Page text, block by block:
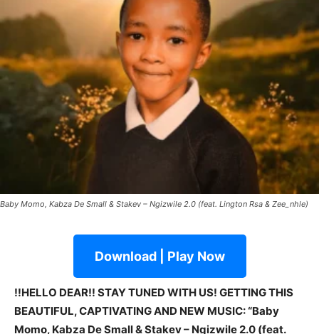
Baby Momo, Kabza De Small & Stakev – Ngizwile 2.0 (feat. Lington Rsa & Zee_nhle)
Download | Play Now
!!HELLO DEAR!! STAY TUNED WITH US! GETTING THIS
BEAUTIFUL, CAPTIVATING AND NEW MUSIC: “Baby
Momo, Kabza De Small & Stakev – Ngizwile 2.0 (feat.